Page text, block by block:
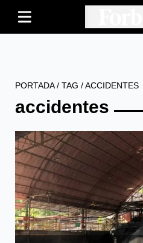
PORTADA/ TAG /ACCIDENTES
accidentes